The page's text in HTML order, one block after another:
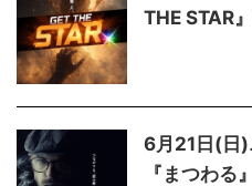
THE STAR
6月21日(日)
『まつわる